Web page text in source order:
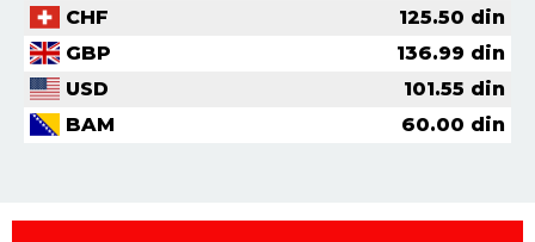
CHF
125.50 din
GBP
136.99 din
USD
101.55 din
BAM
60.00 din